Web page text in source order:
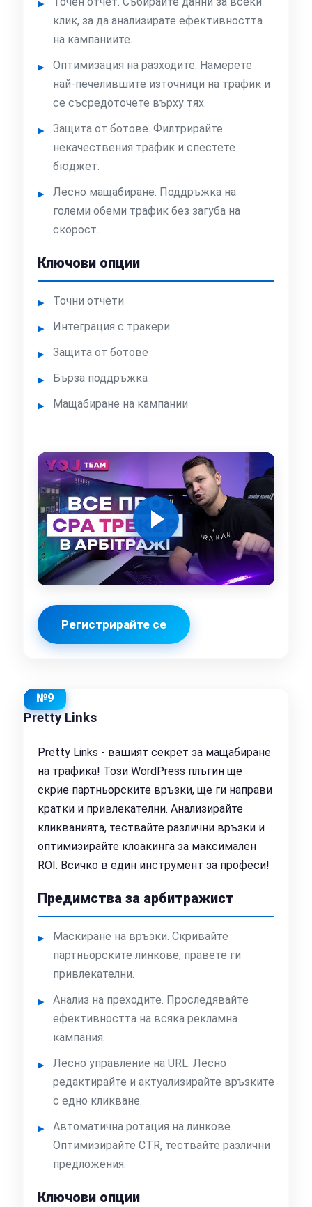
клик, за да анализирате ефективността
на кампаниите.
Оптимизация на разходите. Намерете
най-печелившите източници на трафик и
се съсредоточете върху тях.
Защита от ботове. Филтрирайте
некачествения трафик и спестете
бюджет.
Лесно мащабиране. Поддръжка на
големи обеми трафик без загуба на
скорост.
Ключови опции
Точни отчети
Интеграция с тракери
Защита от ботове
Бърза поддръжка
Мащабиране на кампании
Регистрирайте се
№9
Pretty Links
Pretty Links - вашият секрет за мащабиране
на трафика! Този WordPress плъгин ще
скрие партньорските връзки, ще ги направи
кратки и привлекателни. Анализирайте
кликванията, тествайте различни връзки и
оптимизирайте клоакинга за максимален
ROI. Всичко в един инструмент за професи!
Предимства за арбитражист
Маскиране на връзки. Скривайте
партньорските линкове, правете ги
привлекателни.
Анализ на преходите. Проследявайте
ефективността на всяка рекламна
кампания.
Лесно управление на URL. Лесно
редактирайте и актуализирайте връзките
с едно кликване.
Автоматична ротация на линкове.
Оптимизирайте CTR, тествайте различни
предложения.
Ключови опции